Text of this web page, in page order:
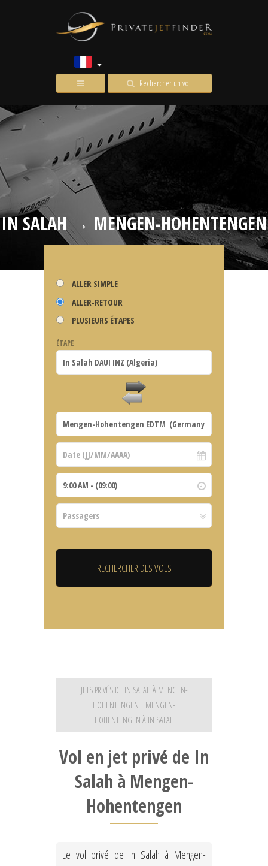
Rechercher un vol
IN SALAH → MENGEN-HOHENTENGEN
ALLER SIMPLE
ALLER-RETOUR
PLUSIEURS ÉTAPES
ÉTAPE
JETS PRIVÉS DE IN SALAH À MENGEN-
HOHENTENGEN | MENGEN-
HOHENTENGEN À IN SALAH
Vol en jet privé de In
Salah à Mengen-
Hohentengen
Le vol privé de In Salah à Mengen-